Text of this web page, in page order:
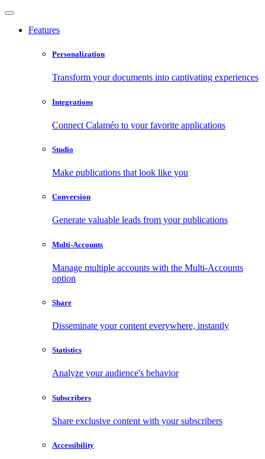
Features
Personalization
Transform your documents into captivating experiences
Integrations
Connect Calaméo to your favorite applications
Studio
Make publications that look like you
Conversion
Generate valuable leads from your publications
Multi-Accounts
Manage multiple accounts with the Multi-Accounts
option
Share
Disseminate your content everywhere, instantly
Statistics
Analyze your audience's behavior
Subscribers
Share exclusive content with your subscribers
Accessibility